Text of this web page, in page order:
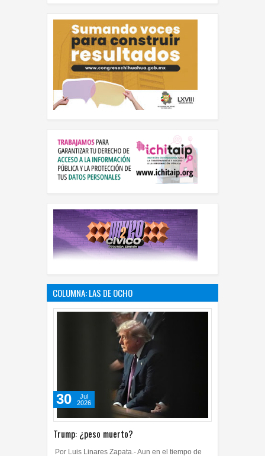
COLUMNA: LAS DE OCHO
Trump: ¿peso muerto?
30
Jul
2026
Por Luis Linares Zapata.- Aun en el tiempo de